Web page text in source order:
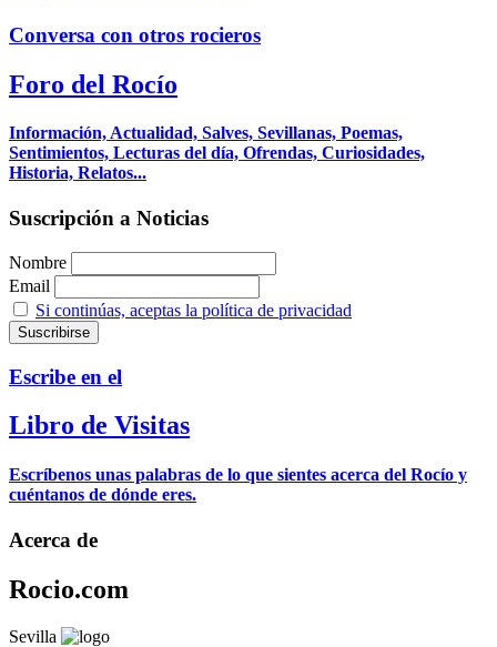
Conversa con otros rocieros
Foro del Rocío
Información, Actualidad, Salves, Sevillanas, Poemas,
Sentimientos, Lecturas del día, Ofrendas, Curiosidades,
Historia, Relatos...
Suscripción a Noticias
Nombre
Email
Si continúas, aceptas la política de privacidad
Escribe en el
Libro de Visitas
Escríbenos unas palabras de lo que sientes acerca del Rocío y
cuéntanos de dónde eres.
Acerca de
Rocio.com
Sevilla